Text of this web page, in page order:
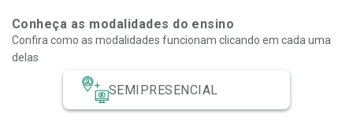
Conheça as modalidades do ensino
SEMIPRESENCIAL
Confira como as modalidades funcionam clicando em cada uma
delas